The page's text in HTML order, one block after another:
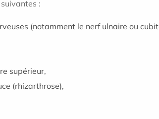
:
(notamment le nerf ulnaire ou
supérieur,
(rhizarthrose),